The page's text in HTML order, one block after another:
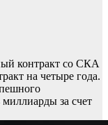
контракт со СКА
на четыре года.
миллиарды за счет